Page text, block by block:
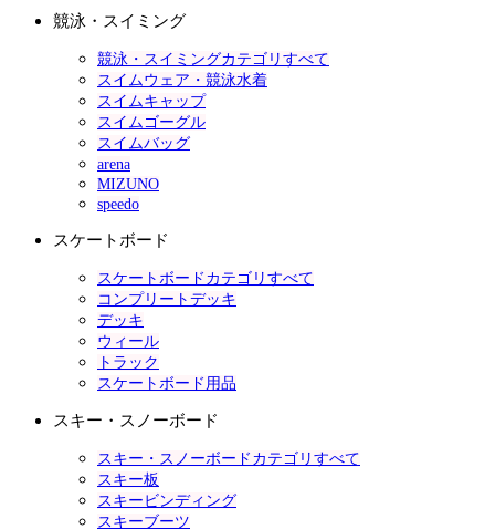
競泳・スイミング
競泳・スイミングカテゴリすべて
スイムウェア・競泳水着
スイムキャップ
スイムゴーグル
スイムバッグ
arena
MIZUNO
speedo
スケートボード
スケートボードカテゴリすべて
コンプリートデッキ
デッキ
ウィール
トラック
スケートボード用品
スキー・スノーボード
スキー・スノーボードカテゴリすべて
スキー板
スキービンディング
スキーブーツ